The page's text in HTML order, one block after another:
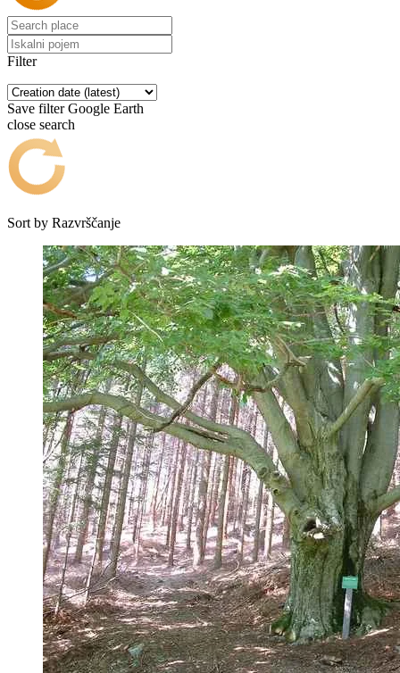
Filter
Save filter Google Earth
close search
Sort by Razvrščanje